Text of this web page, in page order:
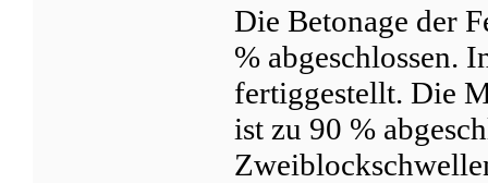
Die Betonage der
% abgeschlossen.
fertiggestellt. Die
ist zu 90 %